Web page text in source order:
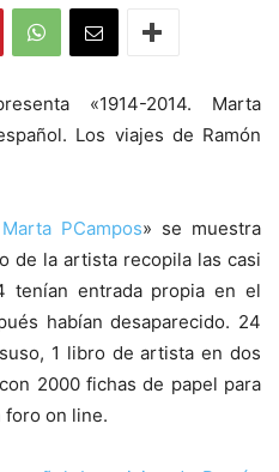
«1914-2014. Marta
Los viajes de Ramón
PCampos» se muestra
de la artista recopila las casi
tenían entrada propia en el
habían desaparecido. 24
1 libro de artista en dos
2000 fichas de papel para
on line.